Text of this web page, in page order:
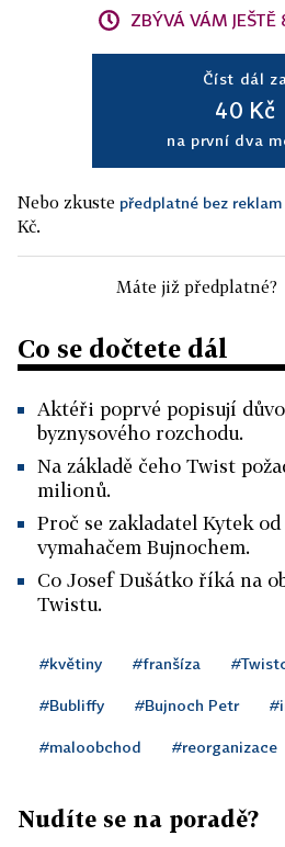
ZBÝVÁ VÁM
Číst dál za
40 Kč
na první dva
Nebo zkuste předplatné bez
Kč.
Máte již předplatné?
Co se dočtete dál
Aktéři poprvé popisují
byznysového rozchodu.
Na základě čeho Twist
milionů.
Proč se zakladatel Kytek od
vymahačem Bujnochem.
Co Josef Dušátko říká na
Twistu.
#květiny #franšíza
#Bubliffy #Bujnoch Petr
#maloobchod #reorganizace
Nudíte se na poradě?